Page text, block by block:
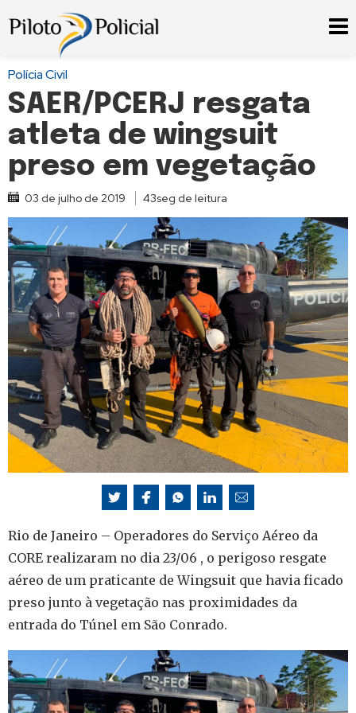
Polícia Civil
SAER/PCERJ resgata
atleta de wingsuit
preso em vegetação
03 de julho de 2019 43seg de leitura
Rio de Janeiro – Operadores do Serviço Aéreo da
CORE realizaram no dia 23/06 , o perigoso resgate
aéreo de um praticante de Wingsuit que havia ficado
preso junto à vegetação nas proximidades da
entrada do Túnel em São Conrado.